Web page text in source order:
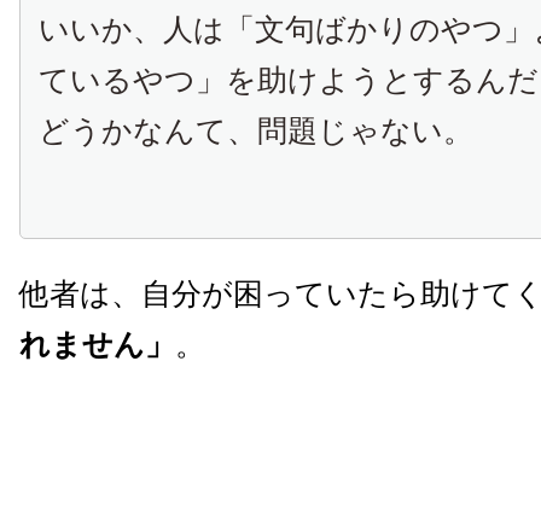
いいか、人は「文句ばかりのやつ
ているやつ」を助けようとするん
どうかなんて、問題じゃない。
他者は、自分が困っていたら助けて
れません」 。